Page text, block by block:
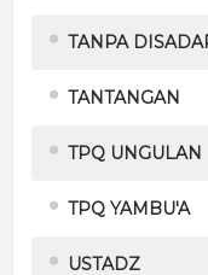
TANPA
TANTANGAN
TPQ UNGULAN
TPQ YAMBU'A
USTADZ